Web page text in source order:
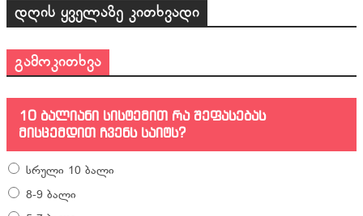
დღის ყველაზე კითხვადი
გამოკითხვა
10 ბალიანი სისტემით რა შეფასებას
მისცემდით ჩვენს საიტს?
სრული 10 ბალი
8-9 ბალი